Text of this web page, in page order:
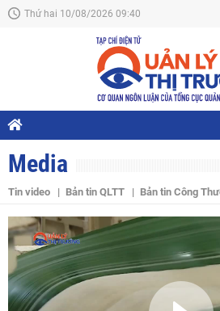
Thứ hai 10/08/2026 09:40
Media
Tin video Bản tin QLTT Bản tin Công